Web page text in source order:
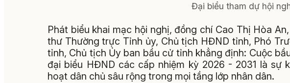
Đại biểu tham dự hội
Phát biểu khai mạc hội nghị, đồng chí Cao Thị Hòa
thư Thường trực Tỉnh ủy, Chủ tịch HĐND tỉnh, Phó
tỉnh, Chủ tịch Ủy ban bầu cử tỉnh khẳng định: Cuộc
đại biểu HĐND các cấp nhiệm kỳ 2026 - 2031 là sự
hoạt dân chủ sâu rộng trong mọi tầng lớp nhân dân.